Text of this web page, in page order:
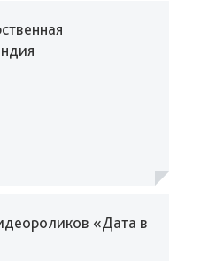
«Дата в